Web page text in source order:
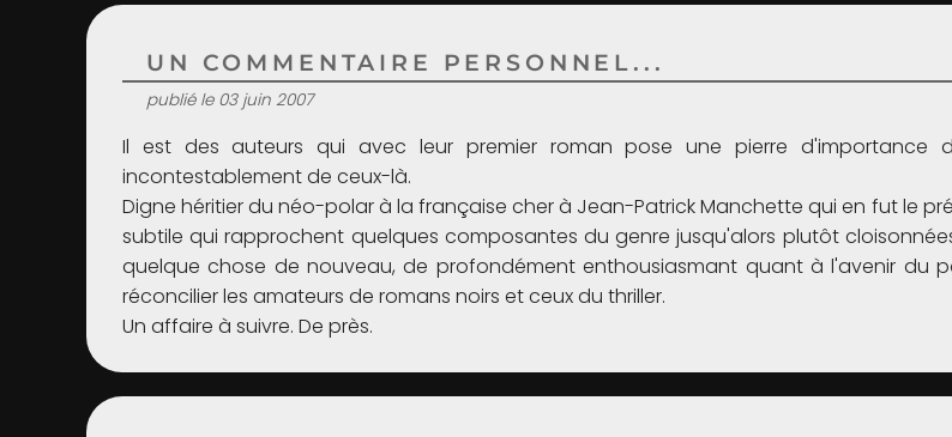
UN COMMENTAIRE PERSONNEL...
publié le 03 juin 2007
Il est des auteurs qui avec leur premier roman pose une pierre d'importance
incontestablement de ceux-là.
Digne héritier du néo-polar à la française cher à Jean-Patrick Manchette qui en fut le
subtile qui rapprochent quelques composantes du genre jusqu'alors plutôt
quelque chose de nouveau, de profondément enthousiasmant quant à l'avenir du
réconcilier les amateurs de romans noirs et ceux du thriller.
Un affaire à suivre. De près.